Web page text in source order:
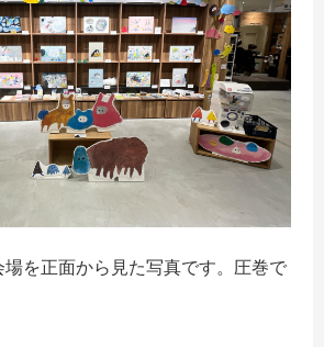
場を正面から見た写真です。圧巻で